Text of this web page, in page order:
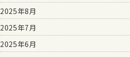
2025年8月
2025年7月
2025年6月